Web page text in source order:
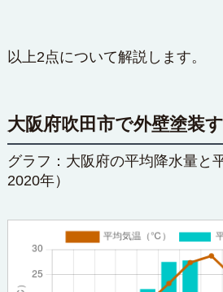
以上2点について解説します。
大阪府吹田市で外壁塗装
グラフ：大阪府の平均降水量と
2020年）